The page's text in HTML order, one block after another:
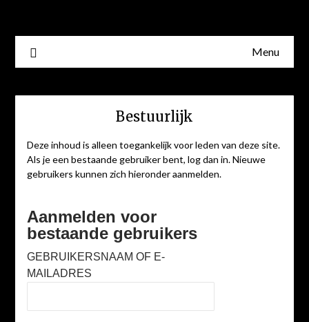
Menu
Bestuurlijk
Deze inhoud is alleen toegankelijk voor leden van deze site.
Als je een bestaande gebruiker bent, log dan in. Nieuwe
gebruikers kunnen zich hieronder aanmelden.
Aanmelden voor
bestaande gebruikers
GEBRUIKERSNAAM OF E-
MAILADRES